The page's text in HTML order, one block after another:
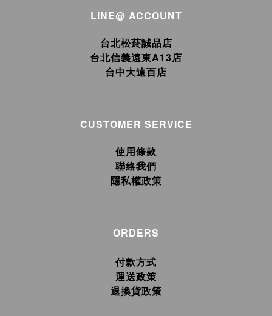
LINE@ ACCOUNT
台北松菸誠品店
台北信義遠東A13店
台中大遠百店
CUSTOMER SERVICE
使用條款
聯絡我們
隱私權政策
ORDERS
付款方式
運送政策
退換貨政策